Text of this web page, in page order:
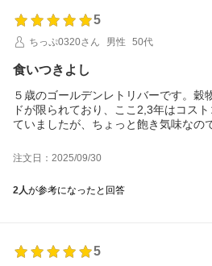
5
ちっぷ0320さん
男性 50代
食いつきよし
５歳のゴールデンレトリバーです。穀
ドが限られており、ここ2,3年はコス
ていましたが、ちょっと飽き気味なの
た。まずはホームセンターで2kg買っ
でこちらを購入
国産品で品質も良さそうなので安心し
注文日：2025/09/30
2人が参考になったと回答
5